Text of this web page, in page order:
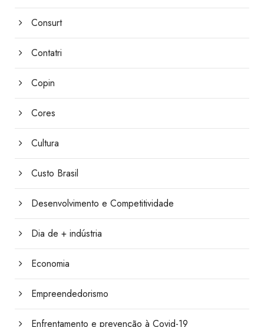
Consurt
Contatri
Copin
Cores
Cultura
Custo Brasil
Desenvolvimento e Competitividade
Dia de + indústria
Economia
Empreendedorismo
Enfrentamento e prevenção à Covid-19